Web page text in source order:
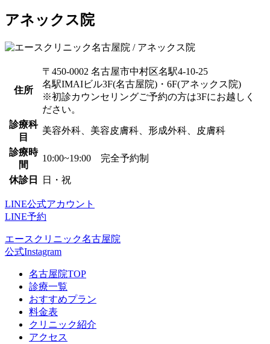
アネックス院
住所
〒450-0002 名古屋市中村区名駅4-10-25
名駅IMAIビル3F(名古屋院)・6F(アネックス院)
※初診カウンセリングご予約の方は3Fにお越しく
ださい。
診療科
目
美容外科、美容皮膚科、形成外科、皮膚科
診療時
間
10:00~19:00 完全予約制
休診日 日・祝
LINE公式アカウント
LINE予約
エースクリニック名古屋院
公式Instagram
名古屋院TOP
診療一覧
おすすめプラン
料金表
クリニック紹介
アクセス